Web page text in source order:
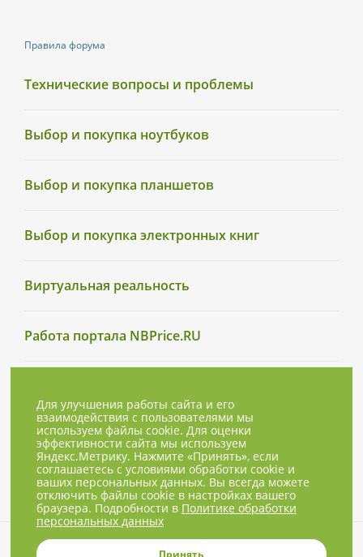
Правила форума
Технические вопросы и проблемы
Выбор и покупка ноутбуков
Выбор и покупка планшетов
Выбор и покупка электронных книг
Виртуальная реальность
Работа портала NBPrice.RU
© 2001-2026, NBPrice.ru — проект
Для улучшения работы сайта и его
взаимодействия с пользователями мы
используем файлы cookie. Для оценки
эффективности сайта мы используем
Яндекс.Метрику. Нажмите «Принять», если
соглашаетесь с условиями обработки cookie и
ваших персональных данных. Вы всегда можете
отключить файлы cookie в настройках вашего
браузера. Подробности в Политике обработки
персональных данных
Принять